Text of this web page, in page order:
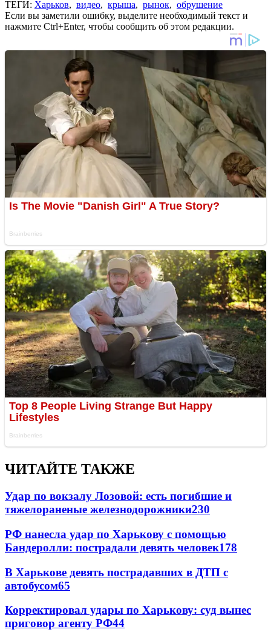
ТЕГИ: Харьков, видео, крыша, рынок, обрушение
Если вы заметили ошибку, выделите необходимый текст и
нажмите Ctrl+Enter, чтобы сообщить об этом редакции.
ЧИТАЙТЕ ТАКЖЕ
Удар по вокзалу Лозовой: есть погибшие и
тяжелораненые железнодорожники230
РФ нанесла удар по Харькову с помощью
Бандеролли: пострадали девять человек178
В Харькове девять пострадавших в ДТП с
автобусом65
Корректировал удары по Харькову: суд вынес
приговор агенту РФ44